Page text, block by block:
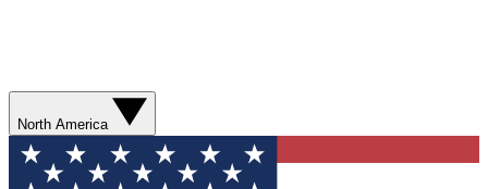
North America